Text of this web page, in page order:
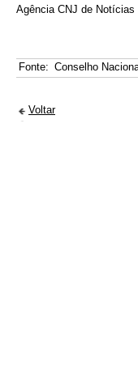
Agência CNJ de
Fonte: Conselho
Voltar